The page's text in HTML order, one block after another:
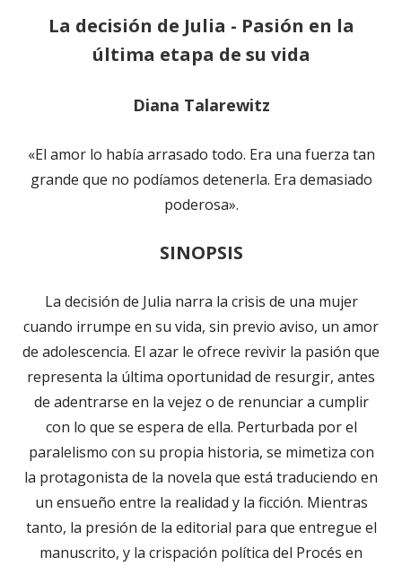
La decisión de Julia - Pasión en la
última etapa de su vida
Diana Talarewitz
«El amor lo había arrasado todo. Era una fuerza tan
grande que no podíamos detenerla. Era demasiado
poderosa».
SINOPSIS
La decisión de Julia narra la crisis de una mujer
cuando irrumpe en su vida, sin previo aviso, un amor
de adolescencia. El azar le ofrece revivir la pasión que
representa la última oportunidad de resurgir, antes
de adentrarse en la vejez o de renunciar a cumplir
con lo que se espera de ella. Perturbada por el
paralelismo con su propia historia, se mimetiza con
la protagonista de la novela que está traduciendo en
un ensueño entre la realidad y la ficción. Mientras
tanto, la presión de la editorial para que entregue el
manuscrito, y la crispación política del Procés en